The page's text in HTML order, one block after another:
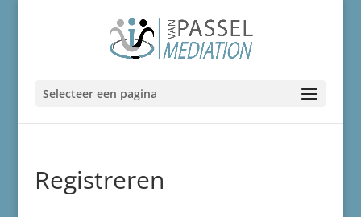
Selecteer een pagina
Registreren